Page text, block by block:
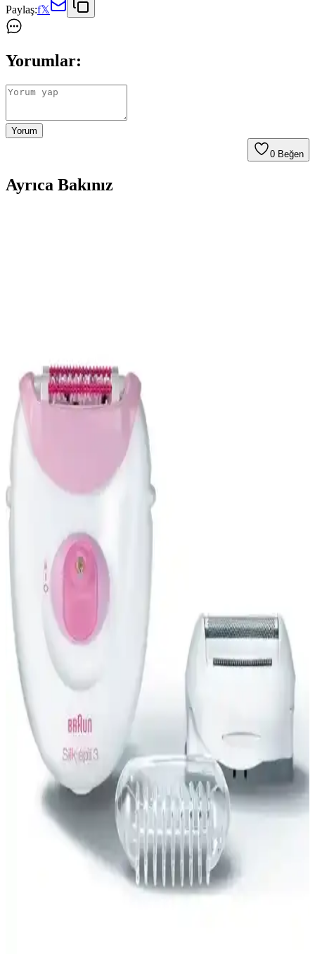
Paylaş:f𝕏
Yorumlar:
Yorum
0 Beğen
Ayrıca Bakınız
Sea Color Silver Mor Şampuan, saçlara canlılık kazandırırken, kuru
şampuan özelliğiyle pratik kullanım sağlar. Uzun süreli kullanım ve
uygun fiyat avantajıyla, çeşitli saç tiplerine uygun etkili bir bakım
sunar.
Batiste Tropıcal Kuru Şampuan: Hızlı Saç Tazeleme
ve Hacim Artırıcı Çözüm
Batiste Tropıcal kuru şampuan, hafif ve doğal görünüm sağlayan,
hoş kokulu, pratik kullanım ile saçları hızla temizler ve hacim
kazandırır, tüm saç tiplerine uygun, 200 ml'lik taşınabilir şişe ile
Ashley Joy Hacim Veren Temiz ve Fresh Doğal
Görünüm Dry Kuru Şampuan Özellikleri
Ashley Joy kuru şampuan, yağlı saçlara anında ferahlık ve hacim
kazandırır, doğal içeriklerle uzun süre temiz ve dolgun görünüm
pratiklik katar.
Pierre Cardin Keratin ve UV Filtresi İçeren Kuru
Şampuan ile Günlük Saç Bakımı Kolaylığı
Pierre Cardin kuru şampuan, keratin ve UV filtresi ile saçlarınızı
yıkamadan tazelemenizi sağlar, hacim kazandırır ve güneş koruması
sunar, tüm saç tiplerine uygun, kullanımı kolay bir bakım ürünüdür.
Got2B Schwarzkopf Rockin'it Kuru Şampuan
İncelemesi Saç Hacmi ve Doğal İçerik Odaklı
Organik içeriklerle zenginleştirilmiş, kimyasal içermeyen Got2B
Schwarzkopf Rockin'it kuru şampuanı, saçlara hacim kazandırır ve
doğal görünüm sağlar, kullanıcı deneyimleriyle öne çıkan hafif
formülüyle dikkat çeker.
Urban Care Peonies Roses Bouquet Hacimlendirici
Kuru Şampuan Saçlara Doğal Canlılık ve Ferahlık